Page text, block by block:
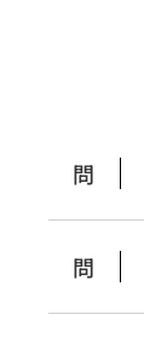
問
問